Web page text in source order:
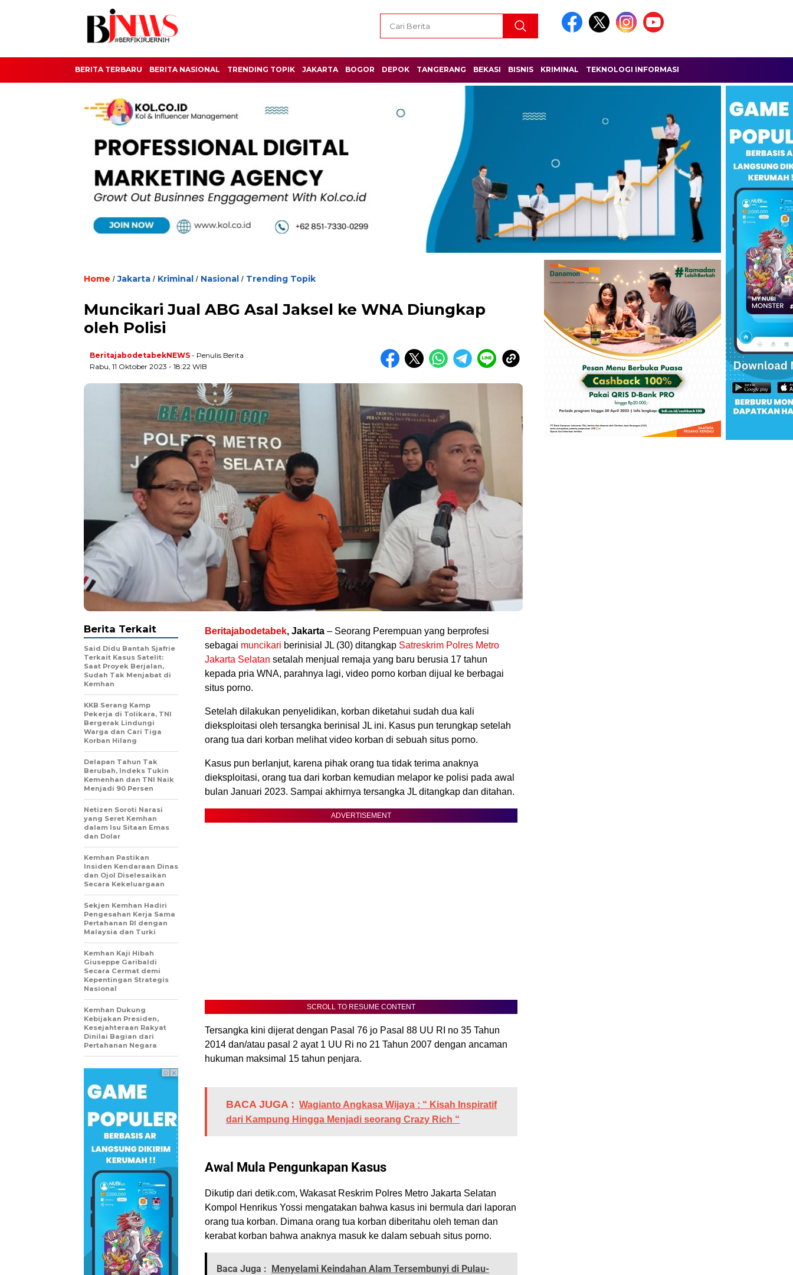
BERITA TERBARU BERITA NASIONAL TRENDING TOPIK JAKARTA BOGOR DEPOK TANGERANG BEKASI BISNIS KRIMINAL TEKNOLOGI INFORMASI
Home /Jakarta / Kriminal / Nasional / Trending Topik
Muncikari Jual ABG Asal Jaksel ke WNA Diungkap
oleh Polisi
BeritajabodetabekNEWS - Penulis Berita
Rabu, 11 Oktober 2023 - 18:22 WIB
Beritajabodetabek, Jakarta – Seorang Perempuan yang berprofesi
sebagai muncikari berinisial JL (30) ditangkap Satreskrim Polres Metro
Jakarta Selatan setalah menjual remaja yang baru berusia 17 tahun
kepada pria WNA, parahnya lagi, video porno korban dijual ke berbagai
situs porno.
Setelah dilakukan penyelidikan, korban diketahui sudah dua kali
dieksploitasi oleh tersangka berinisal JL ini. Kasus pun terungkap setelah
orang tua dari korban melihat video korban di sebuah situs porno.
Kasus pun berlanjut, karena pihak orang tua tidak terima anaknya
dieksploitasi, orang tua dari korban kemudian melapor ke polisi pada awal
bulan Januari 2023. Sampai akhirnya tersangka JL ditangkap dan ditahan.
ADVERTISEMENT
SCROLL TO RESUME CONTENT
Tersangka kini dijerat dengan Pasal 76 jo Pasal 88 UU RI no 35 Tahun
2014 dan/atau pasal 2 ayat 1 UU Ri no 21 Tahun 2007 dengan ancaman
hukuman maksimal 15 tahun penjara.
BACA JUGA : Wagianto Angkasa Wijaya : “ Kisah Inspiratif
dari Kampung Hingga Menjadi seorang Crazy Rich “
Awal Mula Pengunkapan Kasus
Dikutip dari detik.com, Wakasat Reskrim Polres Metro Jakarta Selatan
Kompol Henrikus Yossi mengatakan bahwa kasus ini bermula dari laporan
orang tua korban. Dimana orang tua korban diberitahu oleh teman dan
kerabat korban bahwa anaknya masuk ke dalam sebuah situs porno.
Baca Juga : Menyelami Keindahan Alam Tersembunyi di Pulau-
Berita Terkait
Said Didu Bantah Sjafrie
Terkait Kasus Satelit:
Saat Proyek Berjalan,
Sudah Tak Menjabat di
Kemhan
KKB Serang Kamp
Pekerja di Tolikara, TNI
Bergerak Lindungi
Warga dan Cari Tiga
Korban Hilang
Delapan Tahun Tak
Berubah, Indeks Tukin
Kemenhan dan TNI Naik
Menjadi 90 Persen
Netizen Soroti Narasi
yang Seret Kemhan
dalam Isu Sitaan Emas
dan Dolar
Kemhan Pastikan
Insiden Kendaraan Dinas
dan Ojol Diselesaikan
Secara Kekeluargaan
Sekjen Kemhan Hadiri
Pengesahan Kerja Sama
Pertahanan RI dengan
Malaysia dan Turki
Kemhan Kaji Hibah
Giuseppe Garibaldi
Secara Cermat demi
Kepentingan Strategis
Nasional
Kemhan Dukung
Kebijakan Presiden,
Kesejahteraan Rakyat
Dinilai Bagian dari
Pertahanan Negara